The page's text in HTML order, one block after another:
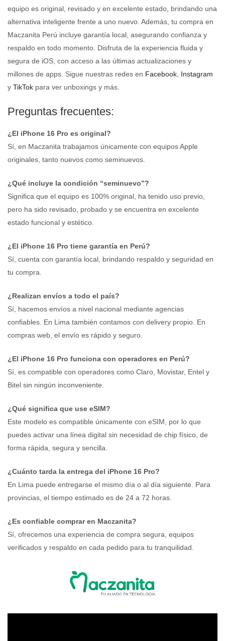
equipo es original, revisado y en excelente estado, brindando una
alternativa inteligente frente a uno nuevo. Además, tu compra en
Maczanita Perú incluye garantía local, asegurando confianza y
respaldo en todo momento. Disfruta de la experiencia fluida y
segura de iOS, con acceso a las últimas actualizaciones y
millones de apps. Sigue nuestras redes en Facebook Instagram
y TikTok para ver unboxings y más.
Preguntas frecuentes:
¿El iPhone 16 Pro es original?
Sí, en Maczanita trabajamos únicamente con equipos Apple
originales, tanto nuevos como seminuevos.
¿Qué incluye la condición “seminuevo”?
Significa que el equipo es 100% original, ha tenido uso previo,
pero ha sido revisado, probado y se encuentra en excelente
estado funcional y estético.
¿El iPhone 16 Pro tiene garantía en Perú?
Sí, cuenta con garantía local, brindando respaldo y seguridad en
tu compra.
¿Realizan envíos a todo el país?
Sí, hacemos envíos a nivel nacional mediante agencias
confiables. En Lima también contamos con delivery propio. En
compras web, el envío es rápido y seguro.
¿El iPhone 16 Pro funciona con operadores en Perú?
Sí, es compatible con operadores como Claro, Movistar, Entel y
Bitel sin ningún inconveniente.
¿Qué significa que use eSIM?
Este modelo es compatible únicamente con eSIM, por lo que
puedes activar una línea digital sin necesidad de chip físico, de
forma rápida, segura y sencilla.
¿Cuánto tarda la entrega del iPhone 16 Pro?
En Lima puede entregarse el mismo día o al día siguiente. Para
provincias, el tiempo estimado es de 24 a 72 horas.
¿Es confiable comprar en Maczanita?
Sí, ofrecemos una experiencia de compra segura, equipos
verificados y respaldo en cada pedido para tu tranquilidad.